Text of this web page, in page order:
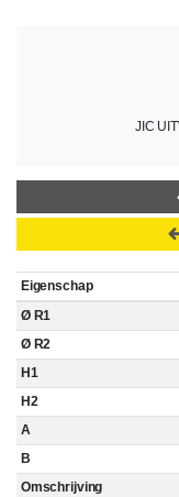
Eigenschap
Ø R1
Ø R2
H1
H2
A
B
Omschrijving
JIC